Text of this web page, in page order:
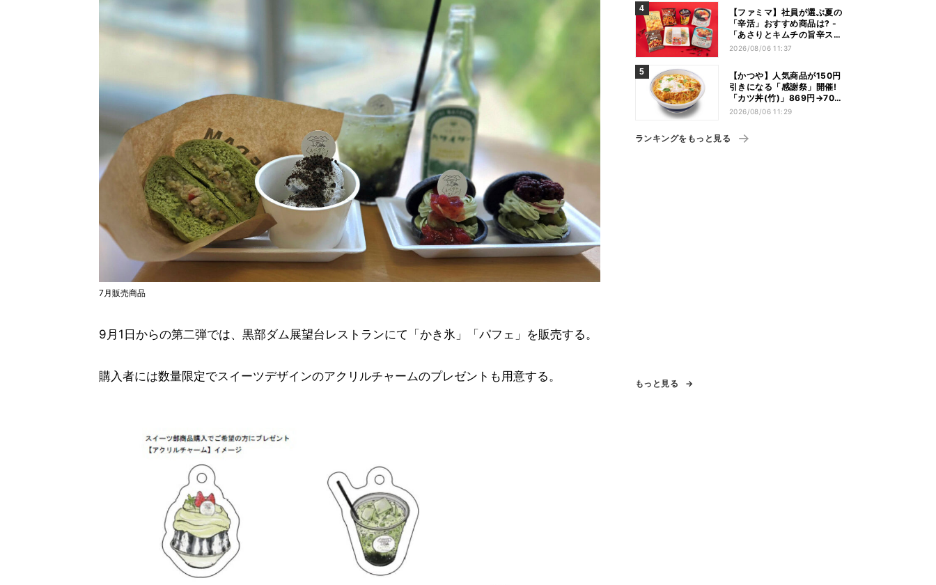
7月販売商品
9月1日からの第二弾では、黒部ダム展望台レストランにて「かき氷」「パフェ」を販売する。
購入者には数量限定でスイーツデザインのアクリルチャームのプレゼントも用意する。
【ファミマ】社員が選ぶ夏の
「辛活」おすすめ商品は? -
「あさりとキムチの旨辛スン
ドゥブチゲ」「鬼金棒監修
ムチキン」など
2026/08/06 11:37
【かつや】人気商品が150円
引きになる「感謝祭」開催!
「カツ丼(竹)」869円→704
円、「ロースカツ定食」913
2026/08/06 11:29
ランキングをもっと見る
もっと見る